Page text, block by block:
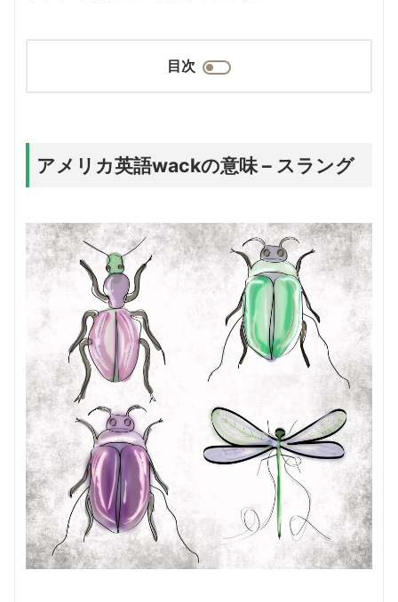
目次
アメリカ英語wackの意味 – スラング